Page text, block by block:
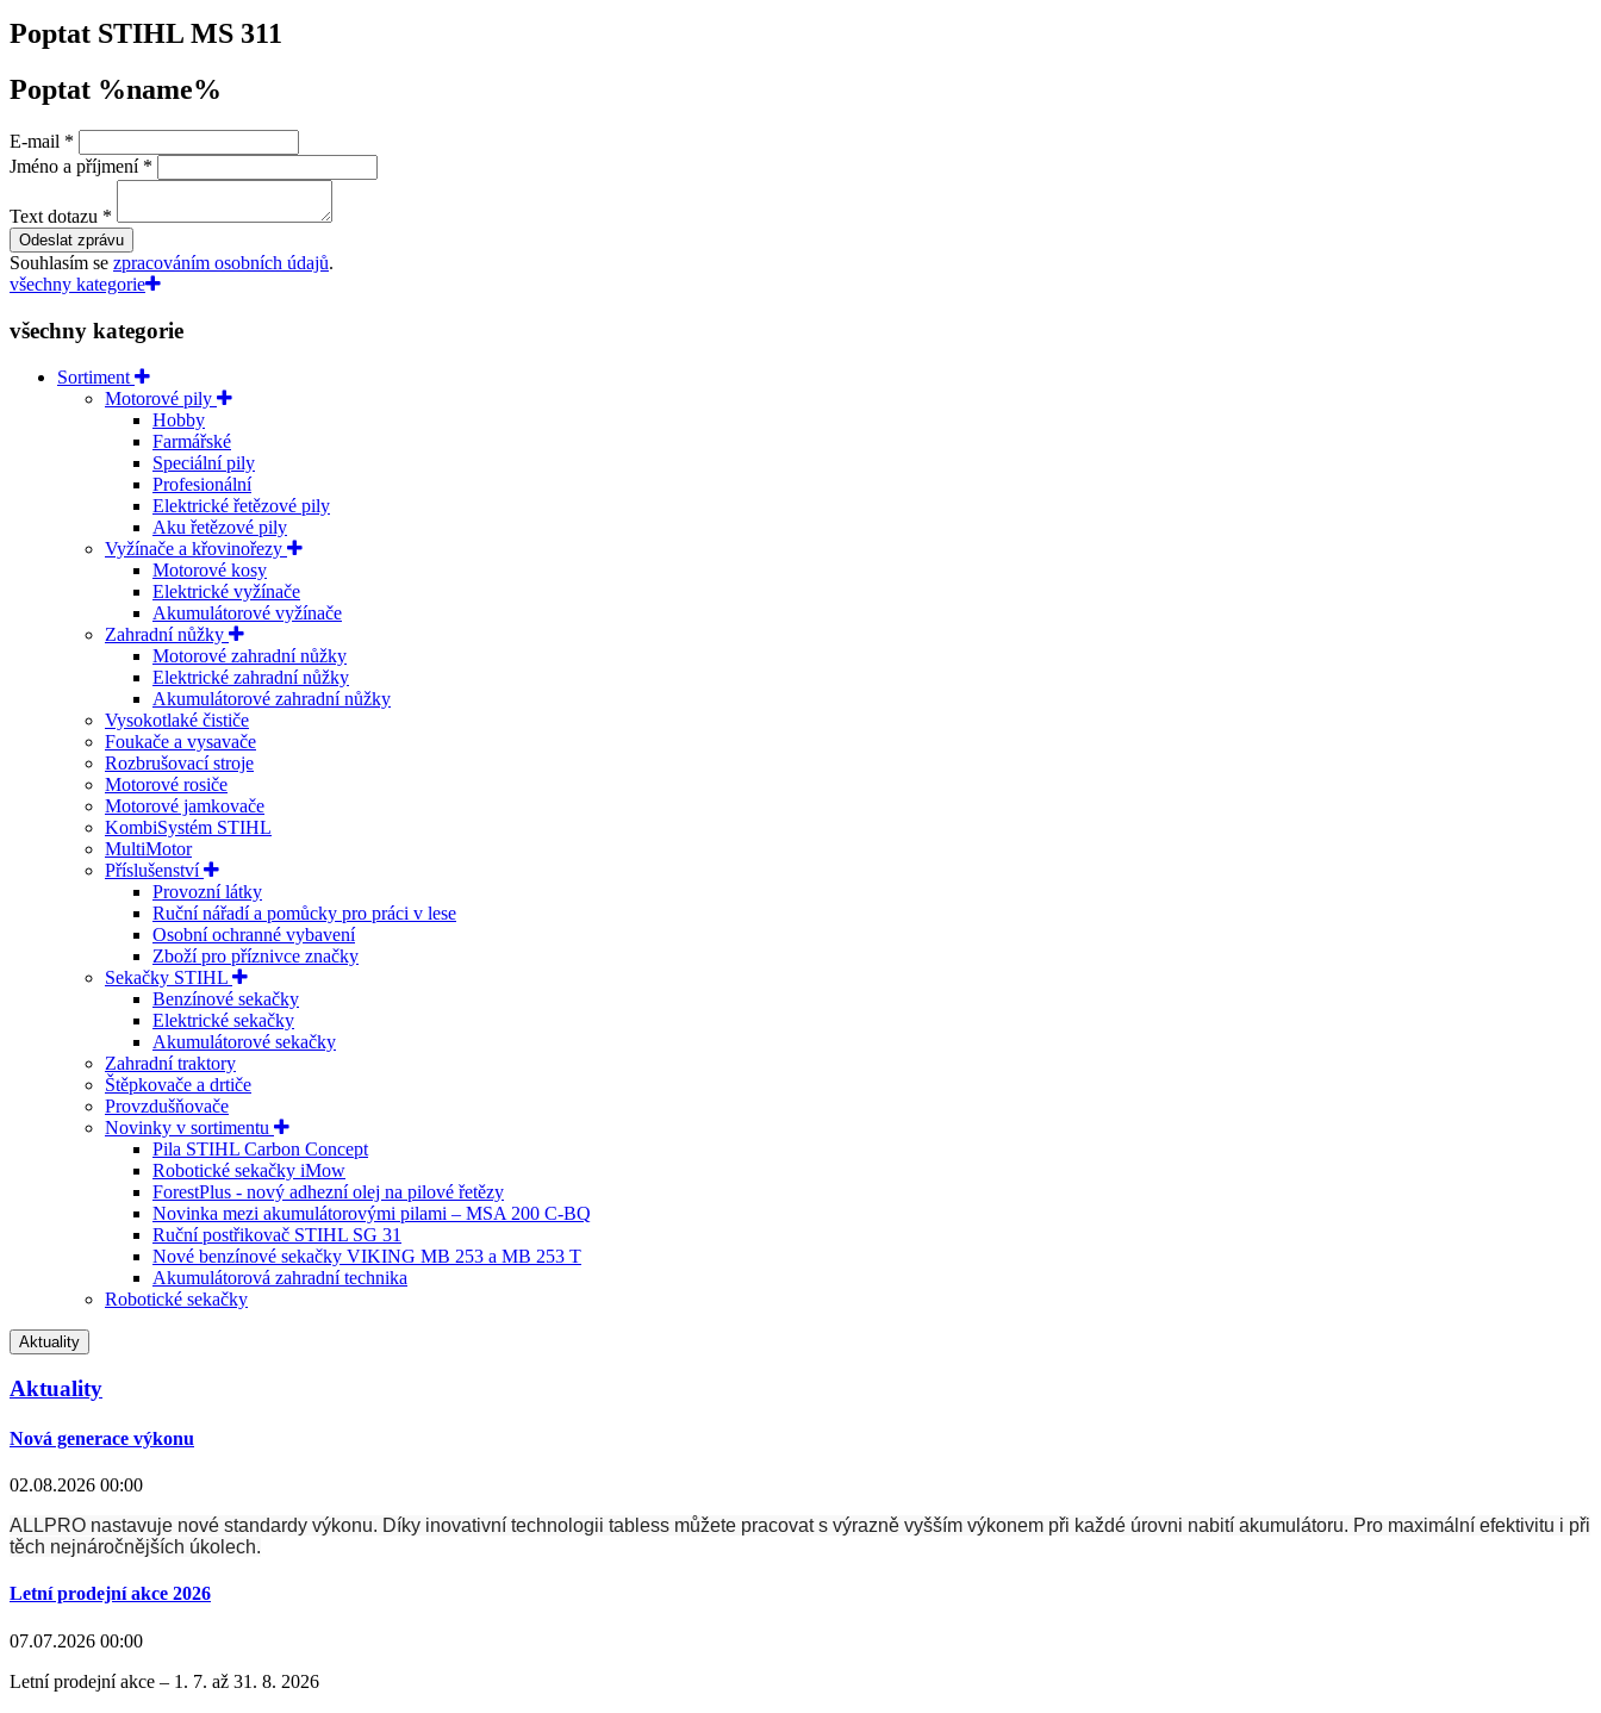
Poptat STIHL MS 311
Poptat %name%
E-mail *
Jméno a příjmení *
Text dotazu *
Odeslat zprávu
Souhlasím se zpracováním osobních údajů.
všechny kategorie
všechny kategorie
Sortiment
Motorové pily
Hobby
Farmářské
Speciální pily
Profesionální
Elektrické řetězové pily
Aku řetězové pily
Vyžínače a křovinořezy
Motorové kosy
Elektrické vyžínače
Akumulátorové vyžínače
Zahradní nůžky
Motorové zahradní nůžky
Elektrické zahradní nůžky
Akumulátorové zahradní nůžky
Vysokotlaké čističe
Foukače a vysavače
Rozbrušovací stroje
Motorové rosiče
Motorové jamkovače
KombiSystém STIHL
MultiMotor
Příslušenství
Provozní látky
Ruční nářadí a pomůcky pro práci v lese
Osobní ochranné vybavení
Zboží pro příznivce značky
Sekačky STIHL
Benzínové sekačky
Elektrické sekačky
Akumulátorové sekačky
Zahradní traktory
Štěpkovače a drtiče
Provzdušňovače
Novinky v sortimentu
Pila STIHL Carbon Concept
Robotické sekačky iMow
ForestPlus - nový adhezní olej na pilové řetězy
Novinka mezi akumulátorovými pilami – MSA 200 C-BQ
Ruční postřikovač STIHL SG 31
Nové benzínové sekačky VIKING MB 253 a MB 253 T
Akumulátorová zahradní technika
Robotické sekačky
Aktuality
Aktuality
Nová generace výkonu
02.08.2026 00:00
ALLPRO nastavuje nové standardy výkonu. Díky inovativní technologii tabless můžete pracovat s výrazně vyšším výkonem při každé úrovni nabití akumulátoru. Pro maximální efektivitu i při
těch nejnáročnějších úkolech.
Letní prodejní akce 2026
07.07.2026 00:00
Letní prodejní akce – 1. 7. až 31. 8. 2026